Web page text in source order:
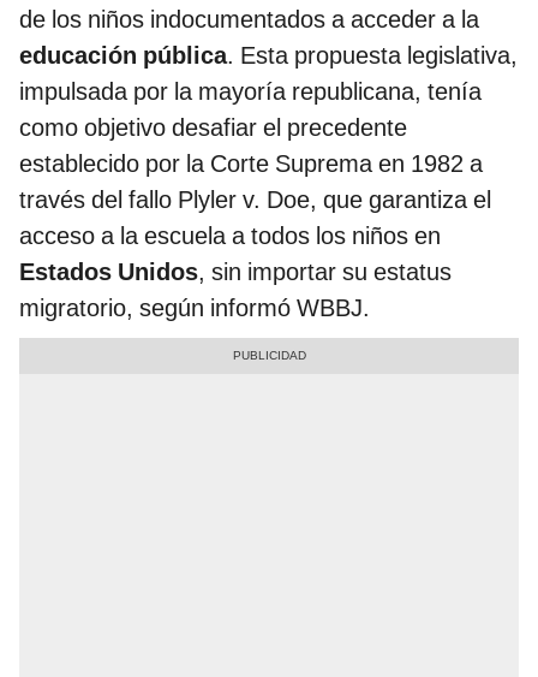
de los niños indocumentados a acceder a la
educación pública. Esta propuesta legislativa,
impulsada por la mayoría republicana, tenía
como objetivo desafiar el precedente
establecido por la Corte Suprema en 1982 a
través del fallo Plyler v. Doe, que garantiza el
acceso a la escuela a todos los niños en
Estados Unidos, sin importar su estatus
migratorio, según informó WBBJ.